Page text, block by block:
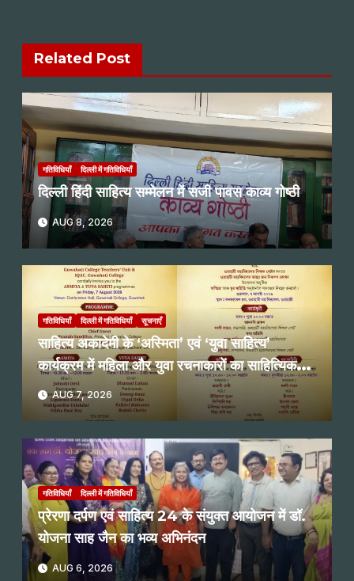
Related Post
गतिविधियाँ दिल्ली में गतिविधियाँ
दिल्ली हिंदी साहित्य सम्मेलन में सजी पावस काव्य गोष्ठी
AUG 8, 2026
गतिविधियाँ दिल्ली में गतिविधियाँ सूचनाएँ
साहित्य अकादेमी के ‘अस्मिता’ एवं ‘युवा साहित्य’
कार्यक्रम में महिला और युवा रचनाकारों का साहित्यिक
पाठAUG 7, 2026
गतिविधियाँ दिल्ली में गतिविधियाँ
प्रेरणा दर्पण एवं साहित्य 24 के संयुक्त आयोजन में डॉ.
योजना साह जैन का भव्य अभिनंदन
AUG 6, 2026